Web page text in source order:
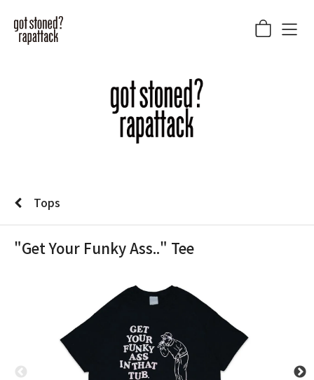
Tops
"Get Your Funky Ass.." Tee